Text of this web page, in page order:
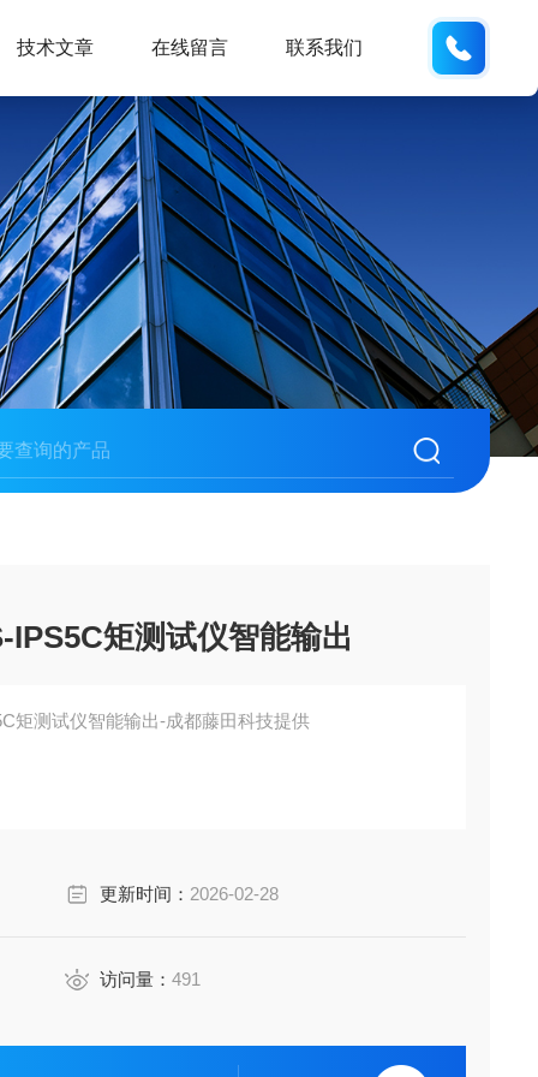
技术文章 在线留言 联系我们
矩测试仪智能输出
矩测试仪智能输出-成都藤田科技提供
更新时间： 2026-02-28
访问量： 491